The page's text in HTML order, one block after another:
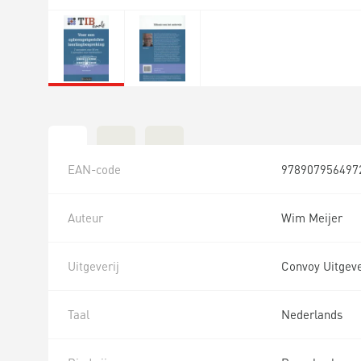
EAN-code
Auteur Wim Meijer
Uitgeverij Convoy
Taal Nederlands